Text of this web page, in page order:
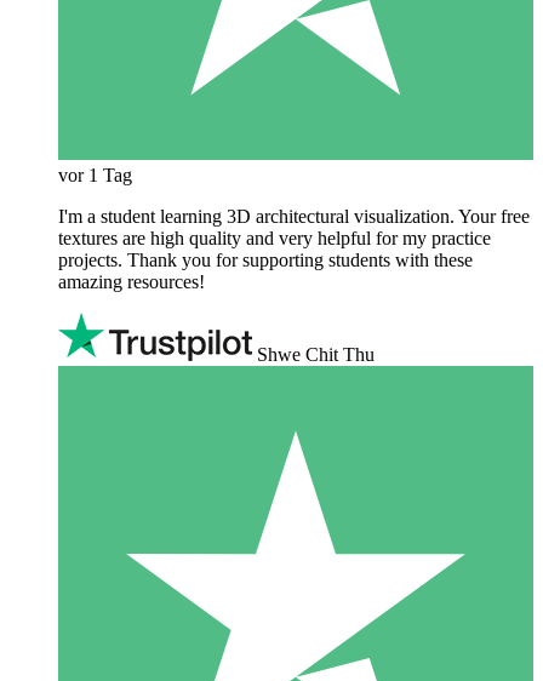
vor 1 Tag
I'm a student learning 3D architectural visualization. Your free
textures are high quality and very helpful for my practice
projects. Thank you for supporting students with these
amazing resources!
Shwe Chit Thu